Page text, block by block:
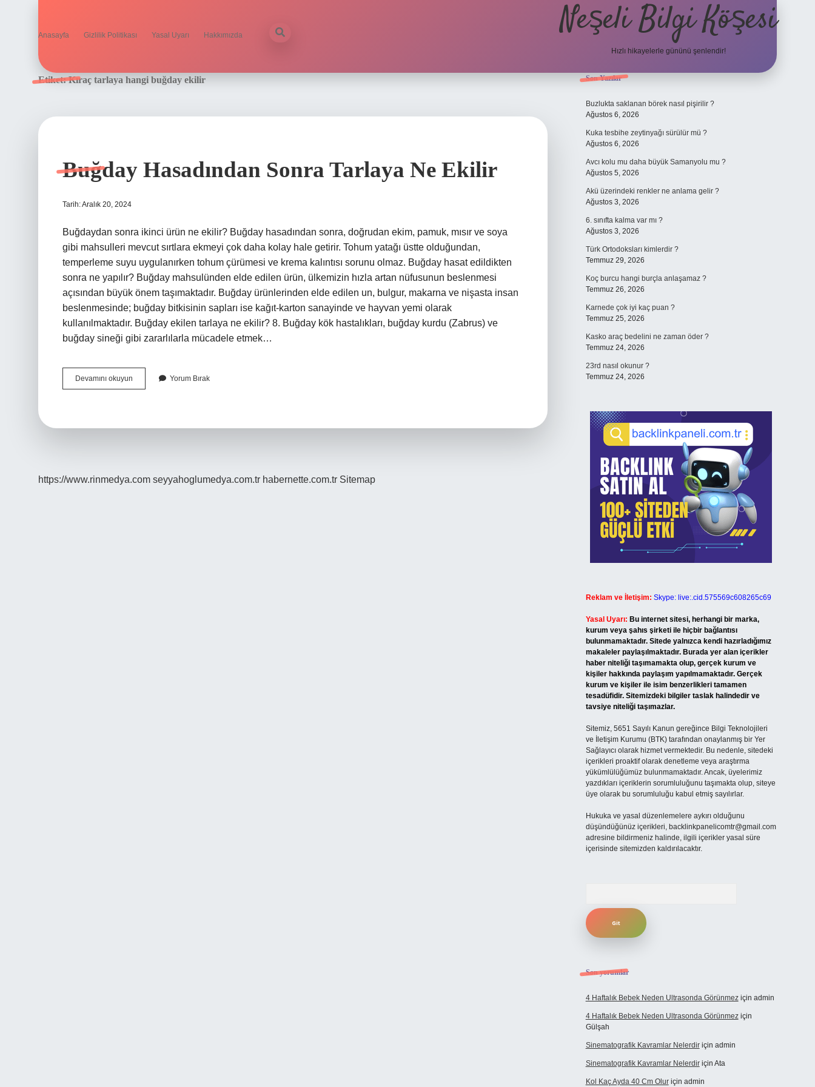
Anasayfa Gizlilik Politikası Yasal Uyarı Hakkımızda Neşeli Bilgi Köşesi
Hızlı hikayelerle gününü şenlendir!
Etiket:Kıraç tarlaya hangi buğday ekilir
Buğday Hasadından Sonra Tarlaya Ne Ekilir
Tarih: Aralık 20, 2024
Buğdaydan sonra ikinci ürün ne ekilir? Buğday hasadından sonra, doğrudan ekim, pamuk, mısır ve soya
gibi mahsulleri mevcut sırtlara ekmeyi çok daha kolay hale getirir. Tohum yatağı üstte olduğundan,
temperleme suyu uygulanırken tohum çürümesi ve krema kalıntısı sorunu olmaz. Buğday hasat edildikten
sonra ne yapılır? Buğday mahsulünden elde edilen ürün, ülkemizin hızla artan nüfusunun beslenmesi
açısından büyük önem taşımaktadır. Buğday ürünlerinden elde edilen un, bulgur, makarna ve nişasta insan
beslenmesinde; buğday bitkisinin sapları ise kağıt-karton sanayinde ve hayvan yemi olarak
kullanılmaktadır. Buğday ekilen tarlaya ne ekilir? 8. Buğday kök hastalıkları, buğday kurdu (Zabrus) ve
buğday sineği gibi zararlılarla mücadele etmek…
Devamını okuyun
Hasadından
Yorum Bırak
https://www.rinmedya.com seyyahoglumedya.com.tr habernette.com.tr Sitemap
Sidebar
Son Yazılar
Buzlukta saklanan börek nasıl pişirilir ?
Ağustos 6, 2026
Kuka tesbihe zeytinyağı sürülür mü ?
Ağustos 6, 2026
Avcı kolu mu daha büyük Samanyolu mu ?
Ağustos 5, 2026
Akü üzerindeki renkler ne anlama gelir ?
Ağustos 3, 2026
6. sınıfta kalma var mı ?
Ağustos 3, 2026
Türk Ortodoksları kimlerdir ?
Temmuz 29, 2026
Koç burcu hangi burçla anlaşamaz ?
Temmuz 26, 2026
Karnede çok iyi kaç puan ?
Temmuz 25, 2026
Kasko araç bedelini ne zaman öder ?
Temmuz 24, 2026
23rd nasıl okunur ?
Temmuz 24, 2026
Reklam ve İletişim: Skype: live:.cid.575569c608265c69
Yasal Uyarı: Bu internet sitesi, herhangi bir marka,
kurum veya şahıs şirketi ile hiçbir bağlantısı
bulunmamaktadır. Sitede yalnızca kendi hazırladığımız
makaleler paylaşılmaktadır. Burada yer alan içerikler
haber niteliği taşımamakta olup, gerçek kurum ve
kişiler hakkında paylaşım yapılmamaktadır. Gerçek
kurum ve kişiler ile isim benzerlikleri tamamen
tesadüfidir. Sitemizdeki bilgiler taslak halindedir ve
tavsiye niteliği taşımazlar.
Sitemiz, 5651 Sayılı Kanun gereğince Bilgi Teknolojileri
ve İletişim Kurumu (BTK) tarafından onaylanmış bir Yer
Sağlayıcı olarak hizmet vermektedir. Bu nedenle, sitedeki
içerikleri proaktif olarak denetleme veya araştırma
yükümlülüğümüz bulunmamaktadır. Ancak, üyelerimiz
yazdıkları içeriklerin sorumluluğunu taşımakta olup, siteye
üye olarak bu sorumluluğu kabul etmiş sayılırlar.
Hukuka ve yasal düzenlemelere aykırı olduğunu
düşündüğünüz içerikleri, backlinkpanelicomtr@gmail.com
adresine bildirmeniz halinde, ilgili içerikler yasal süre
içerisinde sitemizden kaldırılacaktır.
Son yorumlar
4 Haftalık Bebek Neden Ultrasonda Görünmeziçin admin
4 Haftalık Bebek Neden Ultrasonda Görünmeziçin
Gülşah
Sinematografik Kavramlar Nelerdiriçin admin
Sinematografik Kavramlar Nelerdiriçin Ata
Kol Kaç Ayda 40 Cm Oluriçin admin
ilbet mobil girişen iyi bahis siteleri